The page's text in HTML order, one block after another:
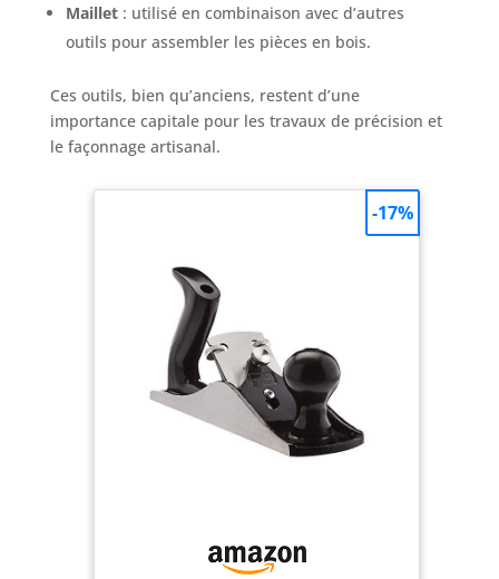
Maillet: utilisé en combinaison avec d’autres
outils pour assembler les pièces en bois.
Ces outils, bien qu’anciens, restent d’une
importance capitale pour les travaux de précision et
le façonnage artisanal.
-17%